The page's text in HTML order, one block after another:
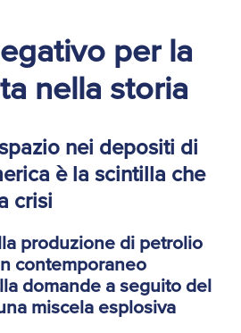
pratico sul
con gli USA
richiedere
delle
italiane
di
Industriali
e
per la
nella storia
nei depositi di
è la scintilla che
crisi
produzione di petrolio
contemporaneo
domande a seguito del
miscela esplosiva